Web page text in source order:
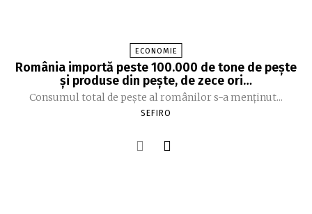
ECONOMIE
România importă peste 100.000 de tone de peşte
şi produse din peşte, de zece ori…
Consumul total de peşte al ro­mâ­nilor s-a menţinut...
SEFIRO